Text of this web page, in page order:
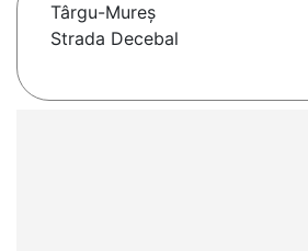
Târgu-Mureş
Strada Decebal